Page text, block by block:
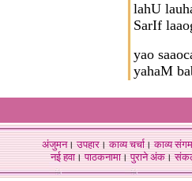
lahU
SarIf
yao
yahaM
अंजुमन।उपहार।काव्य चर्चा।काव्य संगम
नई हवा। पाठकनामा। पुराने अंक।